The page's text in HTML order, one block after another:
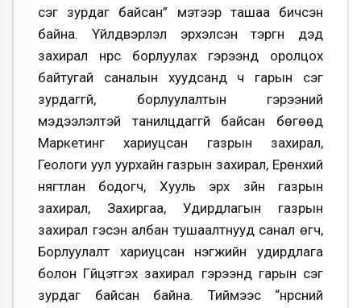
үсэг зурдаг байсан” мэтээр ташаа бичсэн
байна. Үйлдвэрлэл эрхэлсэн тэргүүн дэд
захирал нүүрс борлуулах гэрээнд оролцох
байтугай саналын хуудсанд ч гарын үсэг
зурдаггүй, борлуулалтын гэрээний
мэдээлэлтэй танилцдаггүй байсан бөгөөд
Маркетинг хариуцсан газрын захирал,
Геологи уул уурхайн газрын захирал, Ерөнхий
нягтлан бодогч, Хууль эрх зүйн газрын
захирал, Захиргаа, Удирдлагын газрын
захирал гэсэн албан тушаалтнууд санал өгч,
Борлуулалт хариуцсан нэгжийн удирдлага
болон Гүйцэтгэх захирал гэрээнд гарын үсэг
зурдаг байсан байна. Тиймээс “нүүрсний